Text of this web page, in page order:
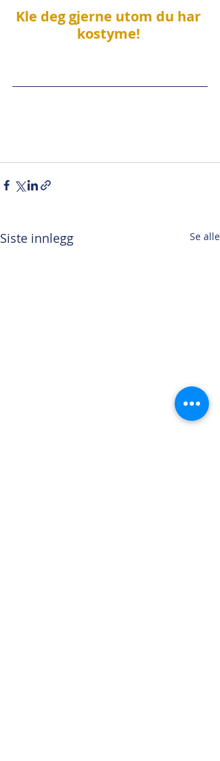
Kle deg gjerne utom du har
kostyme!
Siste innlegg Se alle